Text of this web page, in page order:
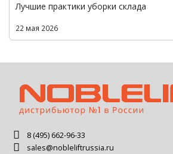
Лучшие практики уборки склада
22 мая 2026
8 (495) 662-96-33
sales@nobleliftrussia.ru